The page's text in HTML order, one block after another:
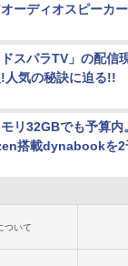
ーディオスピーカ
ドスパラTV」の配信
人気の秘訣に迫る!!
リ32GBでも予算
搭載dynabookを2
ついて